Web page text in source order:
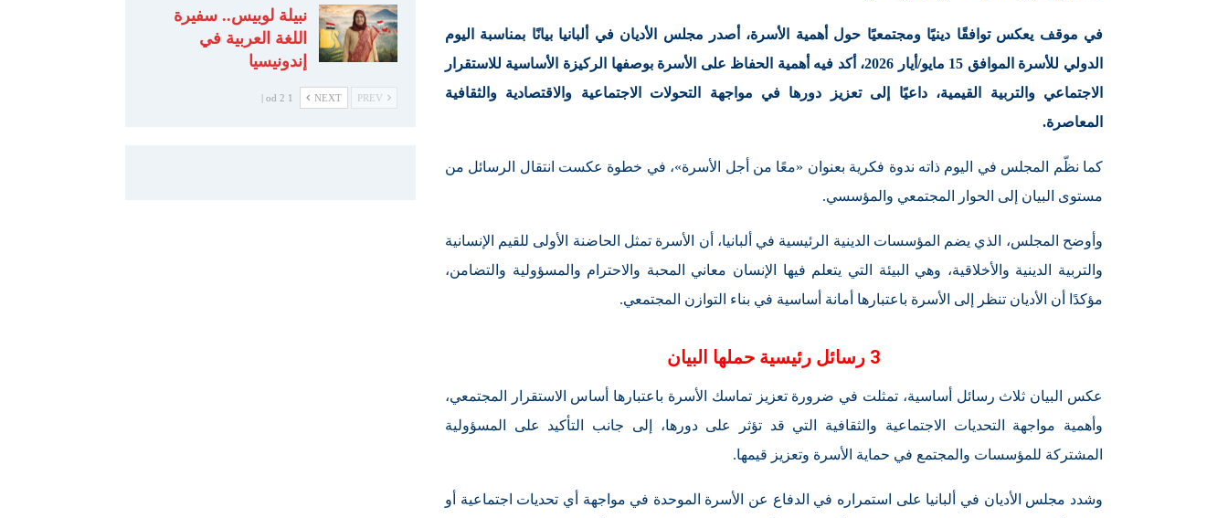
في موقف يعكس توافقًا دينيًا ومجتمعيًا حول أهمية الأسرة، أصدر مجلس الأديان في ألبانيا بيانًا بمناسبة اليوم
الدولي للأسرة الموافق 15 مايو/أيار 2026، أكد فيه أهمية الحفاظ على الأسرة بوصفها الركيزة الأساسية للاستقرار
الاجتماعي والتربية القيمية، داعيًا إلى تعزيز دورها في مواجهة التحولات الاجتماعية والاقتصادية والثقافية
المعاصرة.
كما نظّم المجلس في اليوم ذاته ندوة فكرية بعنوان «معًا من أجل الأسرة»، في خطوة عكست انتقال الرسائل من
مستوى البيان إلى الحوار المجتمعي والمؤسسي.
وأوضح المجلس، الذي يضم المؤسسات الدينية الرئيسية في ألبانيا، أن الأسرة تمثل الحاضنة الأولى للقيم الإنسانية
والتربية الدينية والأخلاقية، وهي البيئة التي يتعلم فيها الإنسان معاني المحبة والاحترام والمسؤولية والتضامن،
مؤكدًا أن الأديان تنظر إلى الأسرة باعتبارها أمانة أساسية في بناء التوازن المجتمعي.
3 رسائل رئيسية حملها البيان
عكس البيان ثلاث رسائل أساسية، تمثلت في ضرورة تعزيز تماسك الأسرة باعتبارها أساس الاستقرار المجتمعي،
وأهمية مواجهة التحديات الاجتماعية والثقافية التي قد تؤثر على دورها، إلى جانب التأكيد على المسؤولية
المشتركة للمؤسسات والمجتمع في حماية الأسرة وتعزيز قيمها.
وشدد مجلس الأديان في ألبانيا على استمراره في الدفاع عن الأسرة الموحدة في مواجهة أي تحديات اجتماعية أو
نبيلة لوبيس.. سفيرة
اللغة العربية في
إندونيسيا
NEXT
1 od 2 |